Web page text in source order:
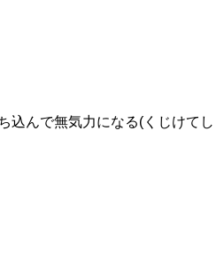
込んで無気力になる(くじけてし